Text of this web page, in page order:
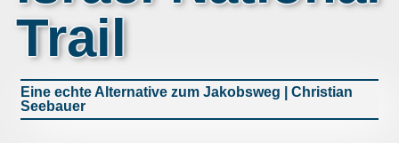
Trail
Eine echte Alternative zum Jakobsweg | Christian
Seebauer